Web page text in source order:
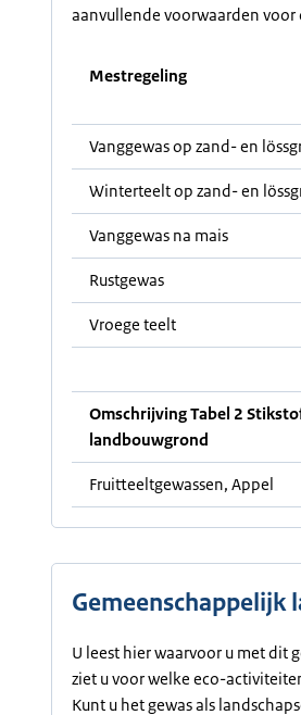
aanvullende voorwaarden voor
Mestregeling
Vanggewas op zand- en
Winterteelt op zand- en
Vanggewas na mais
Rustgewas
Vroege teelt
Omschrijving Tabel 2
landbouwgrond
Fruitteeltgewassen, Appel
Gemeenschappelijk
U leest hier waarvoor u met dit
ziet u voor welke eco-
Kunt u het gewas als